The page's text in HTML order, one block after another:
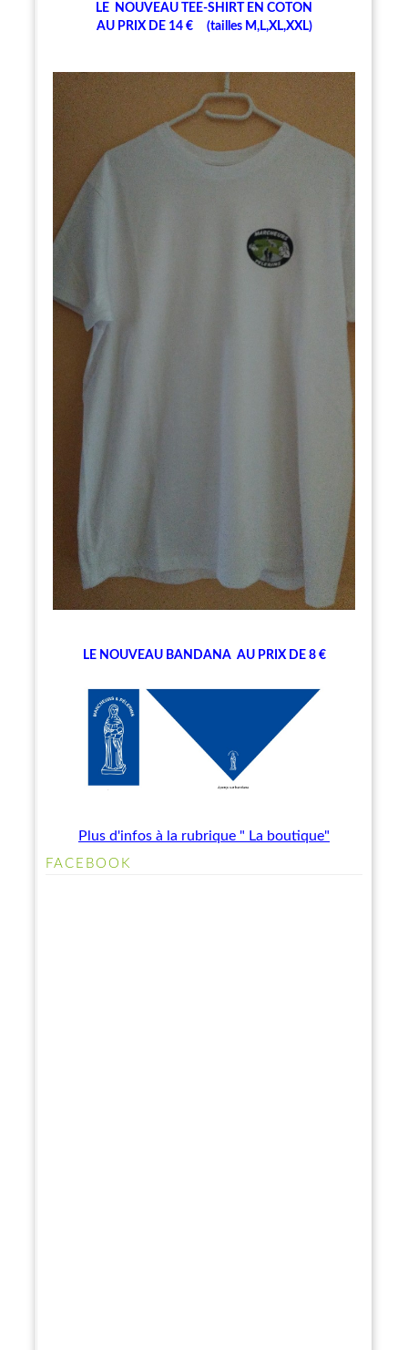
LE NOUVEAU TEE-SHIRT EN COTON
AU PRIX DE 14 € (tailles M,L,XL,XXL)
LE NOUVEAU BANDANA AU PRIX DE 8 €
Plus d'infos à la rubrique " La boutique"
FACEBOOK